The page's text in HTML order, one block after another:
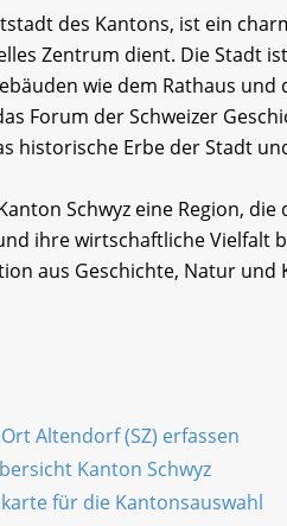
des Kantons, ist ein
Zentrum dient. Die Stadt
wie dem Rathaus und
Forum der Schweizer
historische Erbe der Stadt
Schwyz eine Region,
ihre wirtschaftliche Vielfalt
aus Geschichte, Natur
Altendorf (SZ) erfassen
Kanton Schwyz
für die Kantonsauswahl